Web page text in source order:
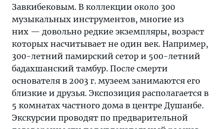
Завкибековым. В коллекции около 300
музыкальных инструментов, многие из
них — довольно редкие экземпляры, возраст
которых насчитывает не один век. Например,
300-летний памирский сетор и 500-летний
бадахшанский тамбур. После смерти
основателя в 2003 г. музеем занимаются его
близкие и друзья. Экспозиция располагается в
5 комнатах частного дома в центре Душанбе.
Экскурсии проводят по предварительной